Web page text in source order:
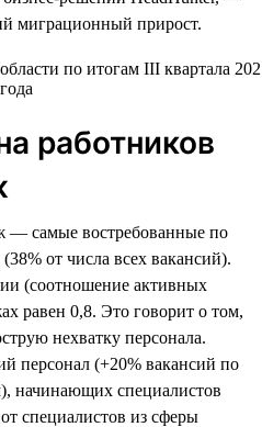
миграционный прирост.
работников
— самые востребованные по
от числа всех вакансий).
(соотношение активных
равен 0,8. Это говорит о том,
нехватку персонала.
персонал (+20% вакансий по
начинающих специалистов
специалистов из сферы